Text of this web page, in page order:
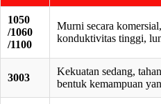
1050
/1060
/1100
Murni secara komersial,
konduktivitas tinggi,
3003
Kekuatan sedang,
bentuk kemampuan